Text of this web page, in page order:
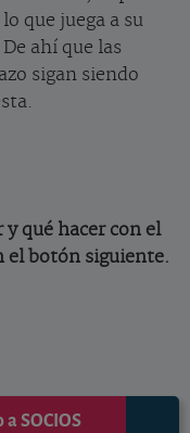
que juega a su
ahí que las
sigan siendo
qué hacer con el
el botón siguiente.
SOCIOS